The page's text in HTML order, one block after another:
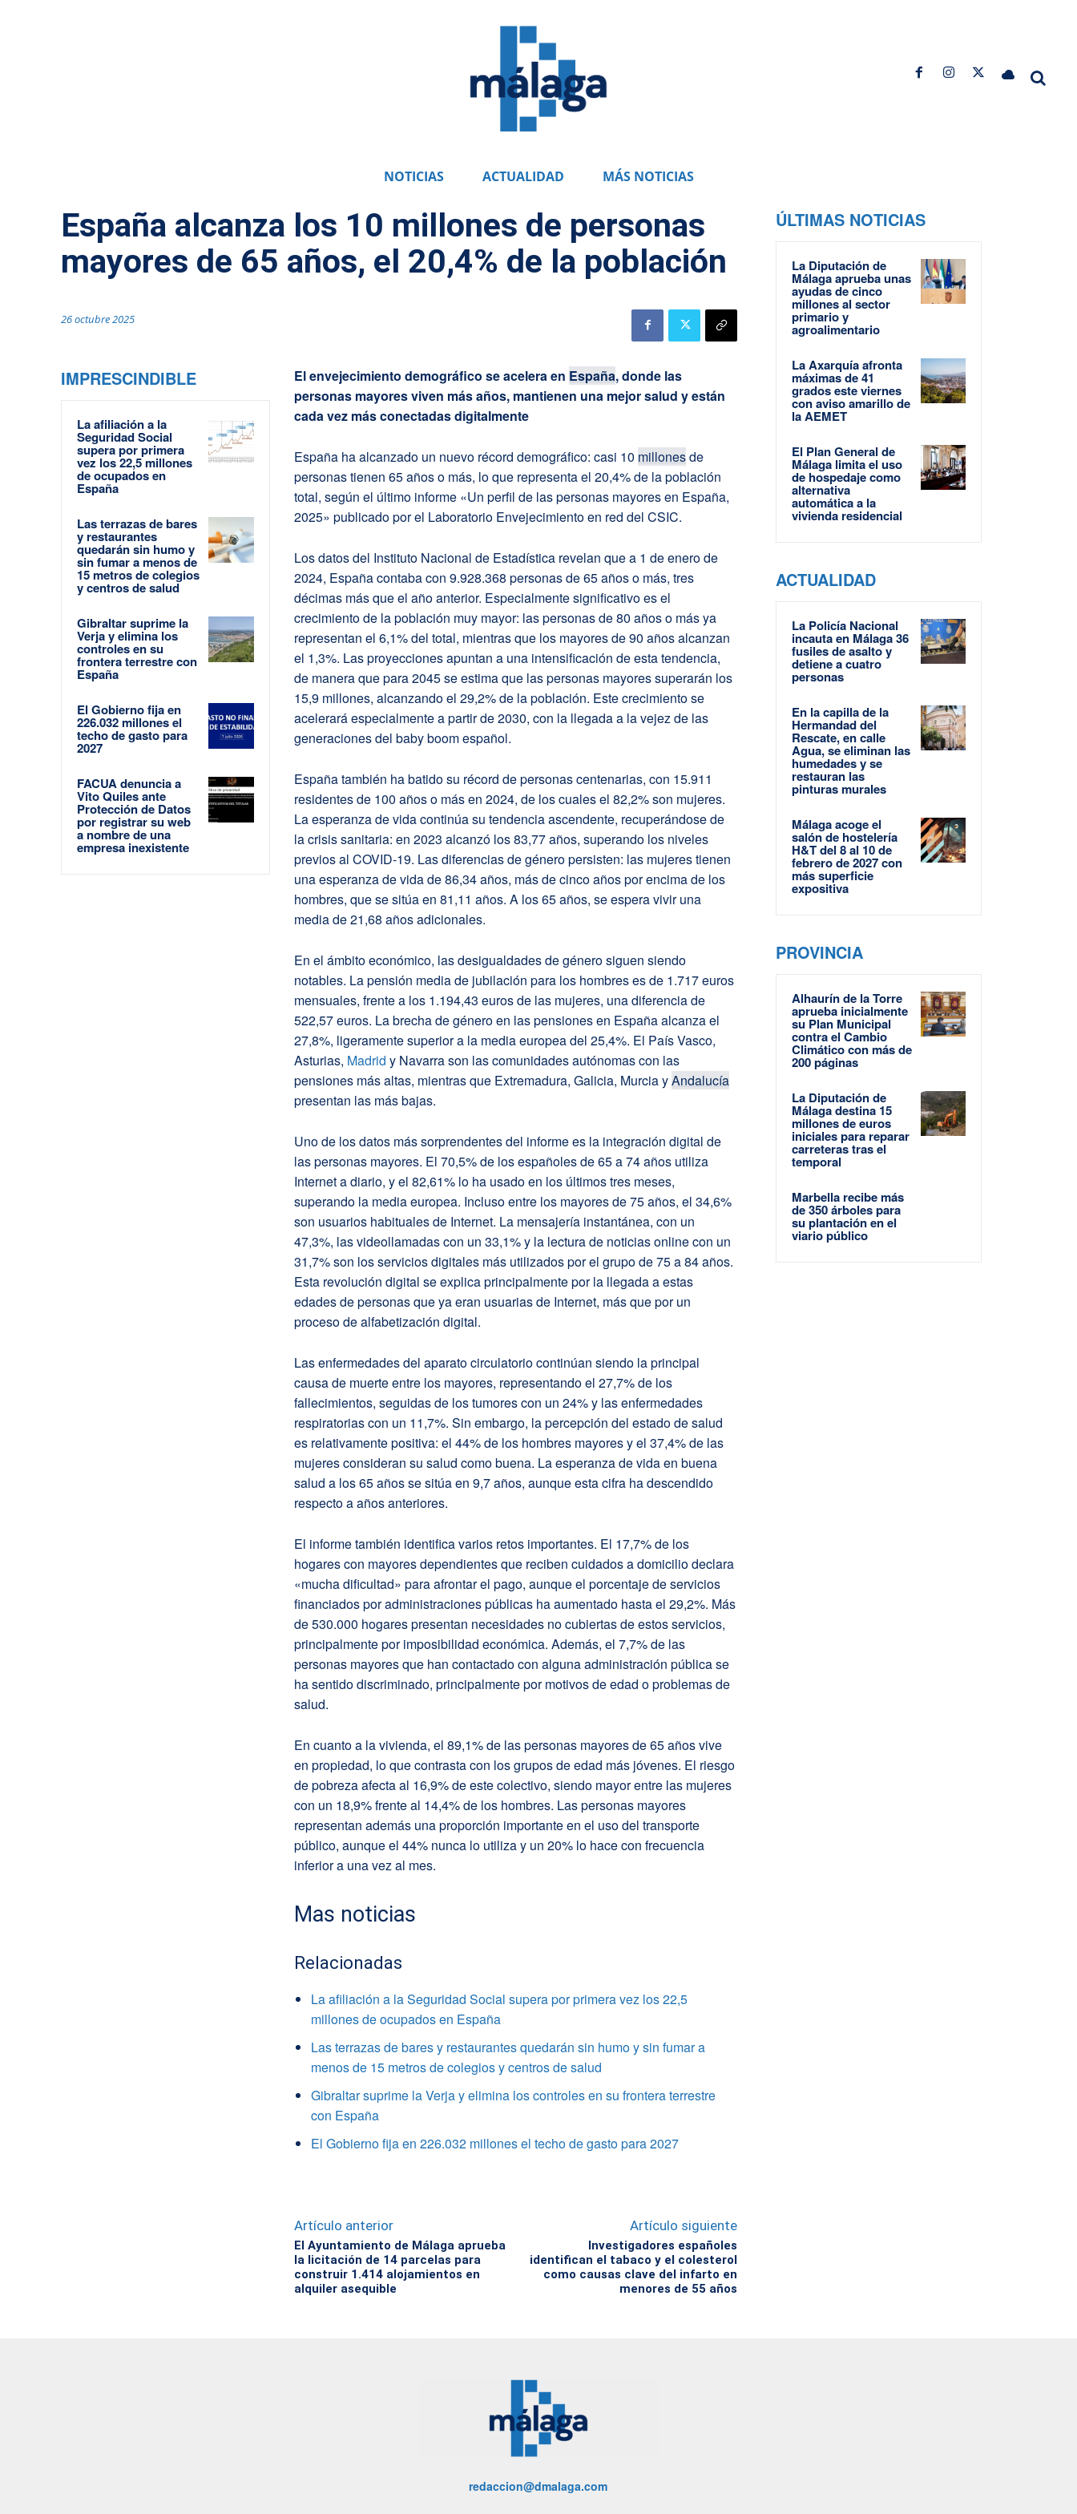
NOTICIAS ACTUALIDAD MÁS NOTICIAS
España alcanza los 10 millones de personas
mayores de 65 años, el 20,4% de la población
26 octubre 2025
IMPRESCINDIBLE
La afiliación a la
Seguridad Social
supera por primera
vez los 22,5 millones
de ocupados en
España
Las terrazas de bares
y restaurantes
quedarán sin humo y
sin fumar a menos de
15 metros de colegios
y centros de salud
Gibraltar suprime la
Verja y elimina los
controles en su
frontera terrestre con
España
El Gobierno fija en
226.032 millones el
techo de gasto para
2027
FACUA denuncia a
Vito Quiles ante
Protección de Datos
por registrar su web
a nombre de una
empresa inexistente
El envejecimiento demográfico se acelera en España, donde las
personas mayores viven más años, mantienen una mejor salud y están
cada vez más conectadas digitalmente
España ha alcanzado un nuevo récord demográfico: casi 10 millonesde
personas tienen 65 años o más, lo que representa el 20,4% de la población
total, según el último informe «Un perfil de las personas mayores en España,
2025» publicado por el Laboratorio Envejecimiento en red del CSIC.
Los datos del Instituto Nacional de Estadística revelan que a 1 de enero de
2024, España contaba con 9.928.368 personas de 65 años o más, tres
décimas más que el año anterior. Especialmente significativo es el
crecimiento de la población muy mayor: las personas de 80 años o más ya
representan el 6,1% del total, mientras que los mayores de 90 años alcanzan
el 1,3%. Las proyecciones apuntan a una intensificación de esta tendencia,
de manera que para 2045 se estima que las personas mayores superarán los
15,9 millones, alcanzando el 29,2% de la población. Este crecimiento se
acelerará especialmente a partir de 2030, con la llegada a la vejez de las
generaciones del baby boom español.
España también ha batido su récord de personas centenarias, con 15.911
residentes de 100 años o más en 2024, de los cuales el 82,2% son mujeres.
La esperanza de vida continúa su tendencia ascendente, recuperándose de
la crisis sanitaria: en 2023 alcanzó los 83,77 años, superando los niveles
previos al COVID-19. Las diferencias de género persisten: las mujeres tienen
una esperanza de vida de 86,34 años, más de cinco años por encima de los
hombres, que se sitúa en 81,11 años. A los 65 años, se espera vivir una
media de 21,68 años adicionales.
En el ámbito económico, las desigualdades de género siguen siendo
notables. La pensión media de jubilación para los hombres es de 1.717 euros
mensuales, frente a los 1.194,43 euros de las mujeres, una diferencia de
522,57 euros. La brecha de género en las pensiones en España alcanza el
27,8%, ligeramente superior a la media europea del 25,4%. El País Vasco,
Asturias, Madrid y Navarra son las comunidades autónomas con las
pensiones más altas, mientras que Extremadura, Galicia, Murcia yAndalucía
presentan las más bajas.
Uno de los datos más sorprendentes del informe es la integración digital de
las personas mayores. El 70,5% de los españoles de 65 a 74 años utiliza
Internet a diario, y el 82,61% lo ha usado en los últimos tres meses,
superando la media europea. Incluso entre los mayores de 75 años, el 34,6%
son usuarios habituales de Internet. La mensajería instantánea, con un
47,3%, las videollamadas con un 33,1% y la lectura de noticias online con un
31,7% son los servicios digitales más utilizados por el grupo de 75 a 84 años.
Esta revolución digital se explica principalmente por la llegada a estas
edades de personas que ya eran usuarias de Internet, más que por un
proceso de alfabetización digital.
Las enfermedades del aparato circulatorio continúan siendo la principal
causa de muerte entre los mayores, representando el 27,7% de los
fallecimientos, seguidas de los tumores con un 24% y las enfermedades
respiratorias con un 11,7%. Sin embargo, la percepción del estado de salud
es relativamente positiva: el 44% de los hombres mayores y el 37,4% de las
mujeres consideran su salud como buena. La esperanza de vida en buena
salud a los 65 años se sitúa en 9,7 años, aunque esta cifra ha descendido
respecto a años anteriores.
El informe también identifica varios retos importantes. El 17,7% de los
hogares con mayores dependientes que reciben cuidados a domicilio declara
«mucha dificultad» para afrontar el pago, aunque el porcentaje de servicios
financiados por administraciones públicas ha aumentado hasta el 29,2%. Más
de 530.000 hogares presentan necesidades no cubiertas de estos servicios,
principalmente por imposibilidad económica. Además, el 7,7% de las
personas mayores que han contactado con alguna administración pública se
ha sentido discriminado, principalmente por motivos de edad o problemas de
salud.
En cuanto a la vivienda, el 89,1% de las personas mayores de 65 años vive
en propiedad, lo que contrasta con los grupos de edad más jóvenes. El riesgo
de pobreza afecta al 16,9% de este colectivo, siendo mayor entre las mujeres
con un 18,9% frente al 14,4% de los hombres. Las personas mayores
representan además una proporción importante en el uso del transporte
público, aunque el 44% nunca lo utiliza y un 20% lo hace con frecuencia
inferior a una vez al mes.
Mas noticias
Relacionadas
La afiliación a la Seguridad Social supera por primera vez los 22,5
millones de ocupados en España
Las terrazas de bares y restaurantes quedarán sin humo y sin fumar a
menos de 15 metros de colegios y centros de salud
Gibraltar suprime la Verja y elimina los controles en su frontera terrestre
con España
El Gobierno fija en 226.032 millones el techo de gasto para 2027
Artículo anterior
El Ayuntamiento de Málaga aprueba
la licitación de 14 parcelas para
construir 1.414 alojamientos en
alquiler asequible
Artículo siguiente
Investigadores españoles
identifican el tabaco y el colesterol
como causas clave del infarto en
menores de 55 años
ÚLTIMAS NOTICIAS
La Diputación de
Málaga aprueba unas
ayudas de cinco
millones al sector
primario y
agroalimentario
La Axarquía afronta
máximas de 41
grados este viernes
con aviso amarillo de
la AEMET
El Plan General de
Málaga limita el uso
de hospedaje como
alternativa
automática a la
vivienda residencial
ACTUALIDAD
La Policía Nacional
incauta en Málaga 36
fusiles de asalto y
detiene a cuatro
personas
En la capilla de la
Hermandad del
Rescate, en calle
Agua, se eliminan las
humedades y se
restauran las
pinturas murales
Málaga acoge el
salón de hostelería
H&T del 8 al 10 de
febrero de 2027 con
más superficie
expositiva
PROVINCIA
Alhaurín de la Torre
aprueba inicialmente
su Plan Municipal
contra el Cambio
Climático con más de
200 páginas
La Diputación de
Málaga destina 15
millones de euros
iniciales para reparar
carreteras tras el
temporal
Marbella recibe más
de 350 árboles para
su plantación en el
viario público
redaccion@dmalaga.com